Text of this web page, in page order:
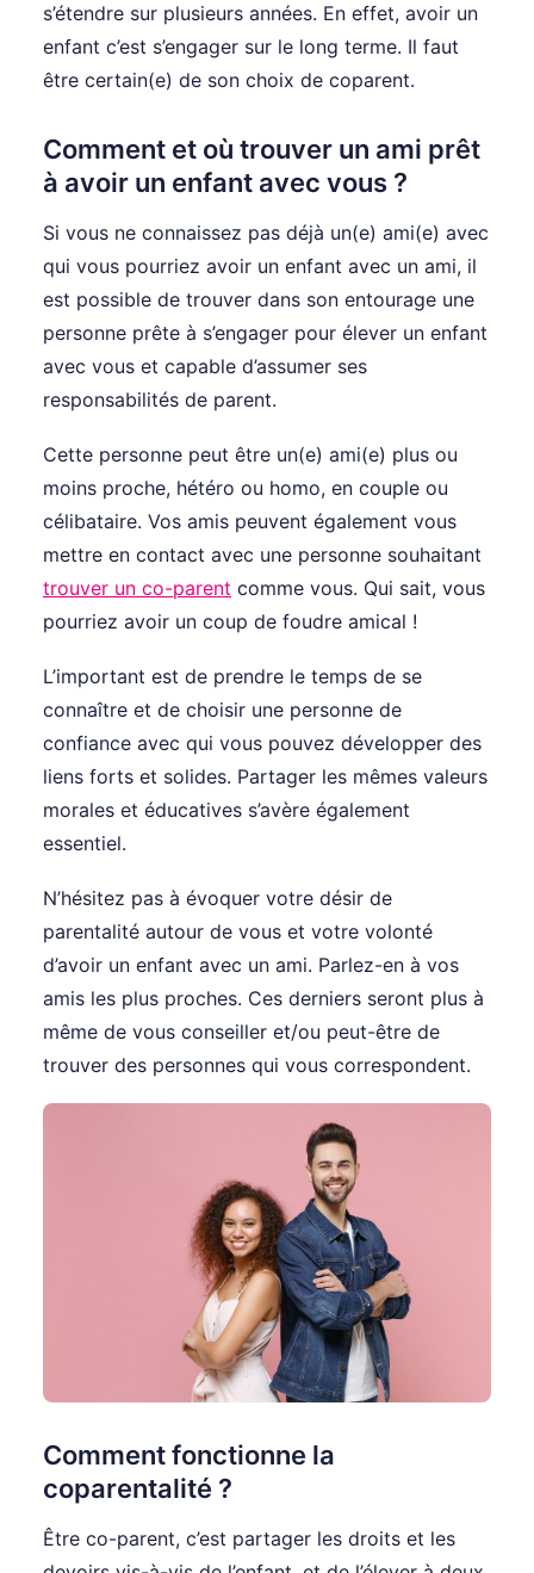
s’étendre sur plusieurs années. En effet, avoir un
enfant c’est s’engager sur le long terme. Il faut
être certain(e) de son choix de coparent.
Comment et où trouver un ami prêt
à avoir un enfant avec vous ?
Si vous ne connaissez pas déjà un(e) ami(e) avec
qui vous pourriez avoir un enfant avec un ami, il
est possible de trouver dans son entourage une
personne prête à s’engager pour élever un enfant
avec vous et capable d’assumer ses
responsabilités de parent.
Cette personne peut être un(e) ami(e) plus ou
moins proche, hétéro ou homo, en couple ou
célibataire. Vos amis peuvent également vous
mettre en contact avec une personne souhaitant
trouver un co-parent comme vous. Qui sait, vous
pourriez avoir un coup de foudre amical !
L’important est de prendre le temps de se
connaître et de choisir une personne de
confiance avec qui vous pouvez développer des
liens forts et solides. Partager les mêmes valeurs
morales et éducatives s’avère également
essentiel.
N’hésitez pas à évoquer votre désir de
parentalité autour de vous et votre volonté
d’avoir un enfant avec un ami. Parlez-en à vos
amis les plus proches. Ces derniers seront plus à
même de vous conseiller et/ou peut-être de
trouver des personnes qui vous correspondent.
Comment fonctionne la
coparentalité ?
Être co-parent, c’est partager les droits et les